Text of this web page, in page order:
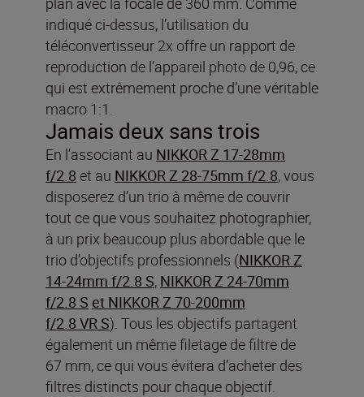
indiqué ci-dessus, l’utilisation du
téléconvertisseur 2x offre un rapport de
reproduction de l’appareil photo de 0,96, ce
qui est extrêmement proche d’une véritable
macro 1:1.
Jamais deux sans trois
En l’associant au NIKKOR Z 17-28mm
f/2.8 et au NIKKOR Z 28-75mm f/2.8, vous
disposerez d’un trio à même de couvrir
tout ce que vous souhaitez photographier,
à un prix beaucoup plus abordable que le
trio d’objectifs professionnels (NIKKOR Z
14-24mm f/2.8 S, NIKKOR Z 24-70mm
f/2.8 S et NIKKOR Z 70-200mm
f/2.8 VR S). Tous les objectifs partagent
également un même filetage de filtre de
67 mm, ce qui vous évitera d’acheter des
filtres distincts pour chaque objectif.